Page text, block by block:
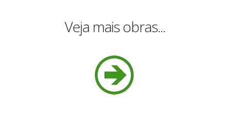
Veja mais obras...